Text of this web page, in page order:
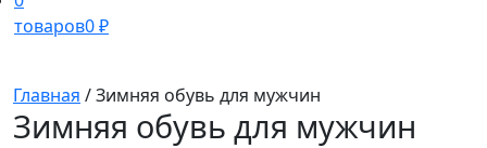
товаров0 ₽
Главная / Зимняя обувь для мужчин
Зимняя обувь для мужчин